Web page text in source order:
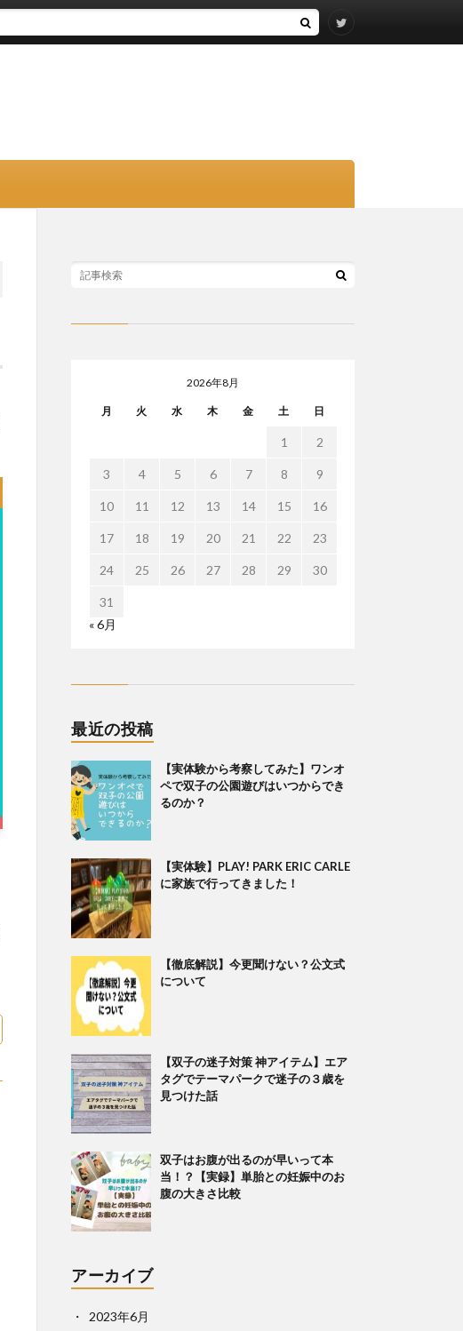
2026年8月
月 火 水 木 金 土 日
1 2
3 4 5 6 7 8 9
10 11 12 13 14 15 16
17 18 19 20 21 22 23
24 25 26 27 28 29 30
31
« 6月
最近の投稿
【実体験から考察してみた】ワンオ
ペで双子の公園遊びはいつからでき
るのか？
【実体験】PLAY! PARK ERIC CARLE
に家族で行ってきました！
【徹底解説】今更聞けない？公文式
について
【双子の迷子対策 神アイテム】エア
タグでテーマパークで迷子の３歳を
見つけた話
双子はお腹が出るのが早いって本
当！？【実録】単胎との妊娠中のお
腹の大きさ比較
アーカイブ
2023年6月